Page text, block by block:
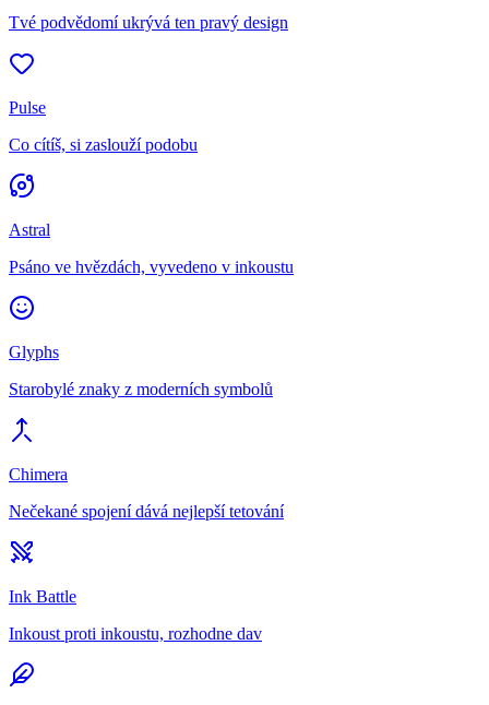
Tvé podvědomí ukrývá ten pravý design
Pulse
Co cítíš, si zaslouží podobu
Astral
Psáno ve hvězdách, vyvedeno v inkoustu
Glyphs
Starobylé znaky z moderních symbolů
Chimera
Nečekané spojení dává nejlepší tetování
Ink Battle
Inkoust proti inkoustu, rozhodne dav